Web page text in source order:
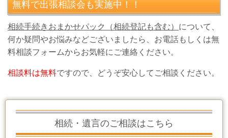
無料で出張相談会も実施中！！
相続手続きおまかせパック（相続登記も含む） について、
何か疑問やお悩みなどございましたら、お電話もしくは無
料相談フォームからお気軽にご連絡ください。
相談料は無料ですので、どうぞ安心してご相談ください。
相続・遺言のご相談はこちら